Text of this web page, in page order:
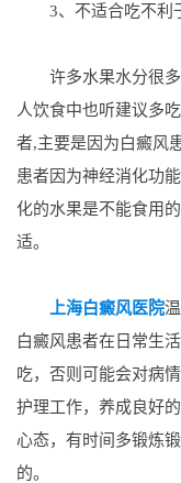
3、不适合吃不利于
许多水果水分很多,
人饮食中也听建议多
者,主要是因为白癜风
患者因为神经消化功
化的水果是不能食用
适。
上海白癜风医院
白癜风患者在日常生
吃，否则可能会对病
护理工作，养成良好
心态，有时间多锻炼
的。